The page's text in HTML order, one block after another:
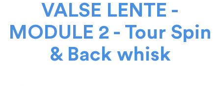
VALSE LENTE -
MODULE 2 - Tour Spin
& Back whisk